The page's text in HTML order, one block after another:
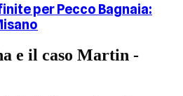
per Pecco Bagnaia:
e il caso Martin -